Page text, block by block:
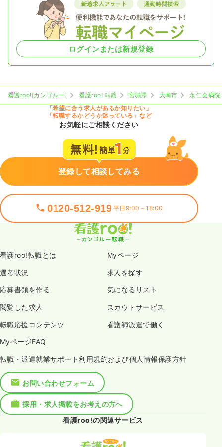
ログインまたは新規登録
看護roo![カンゴルー] 看護roo! 転職 宮城県 大崎市
永仁会病院
「希望に合う求人があるか知りたい」
「転職するかどうか迷っている」など
お気軽にご相談ください
登録して相談してみる
0120-512-919 平日9:00～18:00
看護roo!転職とは Myページ
選考状況 求人を探す
応募書類を作る 気になるリスト
閲覧した求人 スカウトサービス
転職応援コンテンツ 看護師派遣で働く
MyページFAQ
転職・派遣就業サポート利用規約および個人情報保護方針
お問い合わせフォーム
採用・求人掲載をお考えの方へ
看護roo!の関連サービス